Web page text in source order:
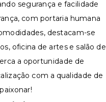
segurança e facilidade
com portaria humana
destacam-se
oficina de artes e salão de
a oportunidade de
com a qualidade de